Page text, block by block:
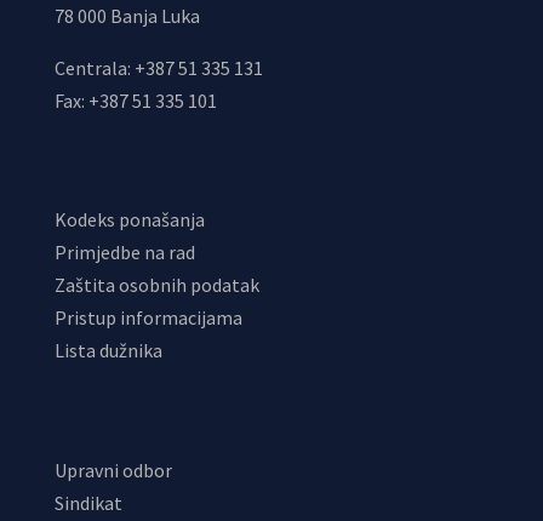
78 000 Banja Luka
Centrala: +387 51 335 131
Fax: +387 51 335 101
Kodeks ponašanja
Primjedbe na rad
Zaštita osobnih podatak
Pristup informacijama
Lista dužnika
Upravni odbor
Sindikat